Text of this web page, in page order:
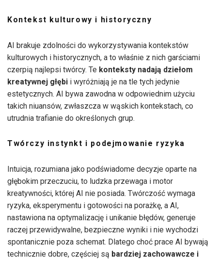
Kontekst kulturowy i historyczny
AI brakuje zdolności do wykorzystywania kontekstów
kulturowych i historycznych, a to właśnie z nich garściami
czerpią najlepsi twórcy. Te konteksty nadają dziełom
kreatywnej głębi i wyróżniają je na tle tych jedynie
estetycznych. AI bywa zawodna w odpowiednim użyciu
takich niuansów, zwłaszcza w wąskich kontekstach, co
utrudnia trafianie do określonych grup.
Twórczy instynkt i podejmowanie ryzyka
Intuicja, rozumiana jako podświadome decyzje oparte na
głębokim przeczuciu, to ludzka przewaga i motor
kreatywności, której AI nie posiada. Twórczość wymaga
ryzyka, eksperymentu i gotowości na porażkę, a AI,
nastawiona na optymalizację i unikanie błędów, generuje
raczej przewidywalne, bezpieczne wyniki i nie wychodzi
spontanicznie poza schemat. Dlatego choć prace AI bywają
technicznie dobre, częściej są bardziej zachowawcze i